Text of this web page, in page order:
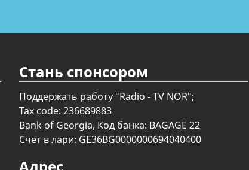
Стань спонсором
Поддержать работу "Radio - TV NOR";
Tax code: 236689883
Bank of Georgia, Код банка: BAGAGE 22
Счет в лари: GE36BG0000000694040400
Адрес